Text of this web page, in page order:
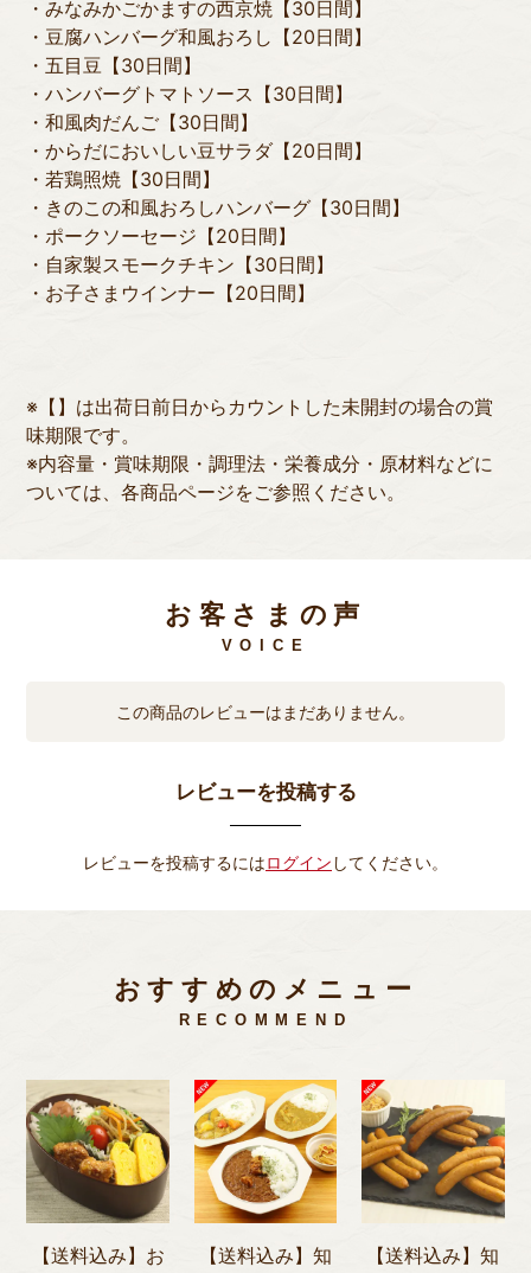
・みなみかごかますの西京焼【30日間】
・豆腐ハンバーグ和風おろし【20日間】
・五目豆【30日間】
・ハンバーグトマトソース【30日間】
・和風肉だんご【30日間】
・からだにおいしい豆サラダ【20日間】
・若鶏照焼【30日間】
・きのこの和風おろしハンバーグ【30日間】
・ポークソーセージ【20日間】
・自家製スモークチキン【30日間】
・お子さまウインナー【20日間】
※【】は出荷日前日からカウントした未開封の場合の賞
味期限です。
※内容量・賞味期限・調理法・栄養成分・原材料などに
ついては、各商品ページをご参照ください。
お客さまの声
VOICE
この商品のレビューはまだありません。
レビューを投稿する
レビューを投稿するにはログイン してください。
おすすめのメニュー
RECOMMEND
【送料込み】お
【送料込み】知
【送料込み】知